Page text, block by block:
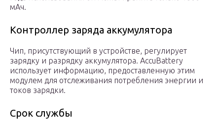
мАч.
Контроллер заряда аккумулятора
Чип, присутствующий в устройстве, регулирует
зарядку и разрядку аккумулятора. AccuBattery
использует информацию, предоставленную этим
модулем для отслеживания потребления энергии и
токов зарядки.
Срок службы